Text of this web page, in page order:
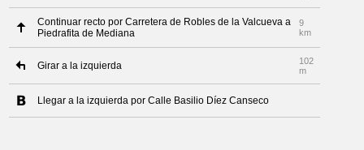
Continuar recto por Carretera de Robles de la Valcueva a
Piedrafita de Mediana
9
km
Girar a la izquierda
102
m
Llegar a la izquierda por Calle Basilio Díez Canseco